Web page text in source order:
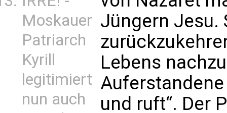
Moskauer
Patriarch
Kyrill
legitimiert
nun auch
Jüngern Jesu.
Lebens
und ruft“. Der